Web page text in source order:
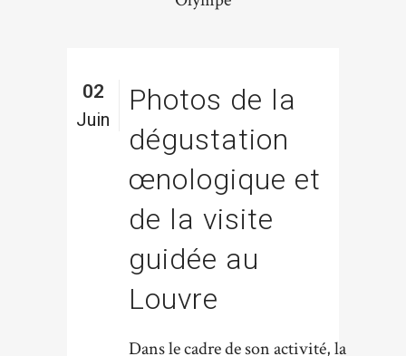
02
Juin
Photos de la
dégustation
œnologique et
de la visite
guidée au
Louvre
Dans le cadre de son activité, la